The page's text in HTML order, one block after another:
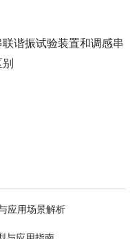
谐振试验装置和调感串
应用场景解析